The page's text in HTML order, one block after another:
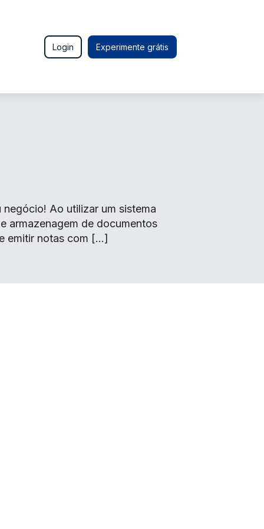
Login Experimente grátis
Ao utilizar um sistema
armazenagem de documentos
emitir notas com […]